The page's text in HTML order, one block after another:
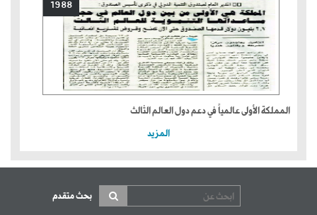
1988
المملكة الأولى عالمياً في دعم دول العالم الثالث
المزيد
بحث متقدم